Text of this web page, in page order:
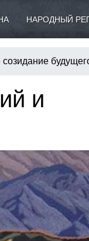
НАРОДНЫЙ
и